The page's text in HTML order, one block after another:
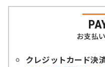
お支払
クレジットカード決